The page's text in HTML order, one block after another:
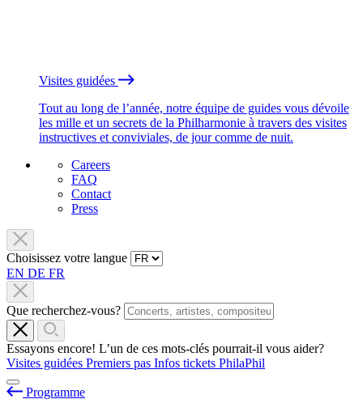
Visites guidées
Tout au long de l’année, notre équipe de guides vous dévoile
les mille et un secrets de la Philharmonie à travers des visites
instructives et conviviales, de jour comme de nuit.
Careers
FAQ
Contact
Press
Choisissez votre langue
EN DE FR
Que recherchez-vous?
Essayons encore! L’un de ces mots-clés pourrait-il vous aider?
Visites guidées Premiers pas Infos tickets PhilaPhil
Programme